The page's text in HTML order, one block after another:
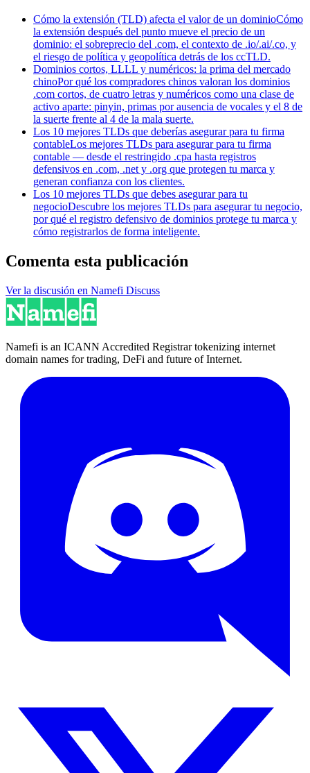
Cómo la extensión (TLD) afecta el valor de un dominioCómo
la extensión después del punto mueve el precio de un
dominio: el sobreprecio del .com, el contexto de .io/.ai/.co, y
el riesgo de política y geopolítica detrás de los ccTLD.
Dominios cortos, LLLL y numéricos: la prima del mercado
chinoPor qué los compradores chinos valoran los dominios
.com cortos, de cuatro letras y numéricos como una clase de
activo aparte: pinyin, primas por ausencia de vocales y el 8 de
la suerte frente al 4 de la mala suerte.
Los 10 mejores TLDs que deberías asegurar para tu firma
contableLos mejores TLDs para asegurar para tu firma
contable — desde el restringido .cpa hasta registros
defensivos en .com, .net y .org que protegen tu marca y
generan confianza con los clientes.
Los 10 mejores TLDs que debes asegurar para tu
negocioDescubre los mejores TLDs para asegurar tu negocio,
por qué el registro defensivo de dominios protege tu marca y
cómo registrarlos de forma inteligente.
Comenta esta publicación
Ver la discusión en Namefi Discuss
Namefi is an ICANN Accredited Registrar tokenizing internet
domain names for trading, DeFi and future of Internet.